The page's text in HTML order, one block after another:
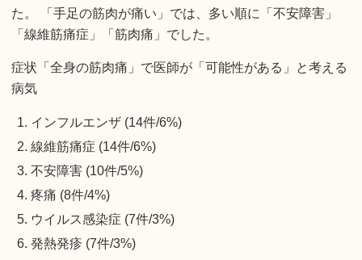
た。 「手足の筋肉が痛い」では、多い順に「不安障害」
「線維筋痛症」「筋肉痛」でした。
症状「全身の筋肉痛」で医師が「可能性がある」と考える
病気
インフルエンザ (14件/6%)
線維筋痛症 (14件/6%)
不安障害 (10件/5%)
疼痛 (8件/4%)
ウイルス感染症 (7件/3%)
発熱発疹 (7件/3%)